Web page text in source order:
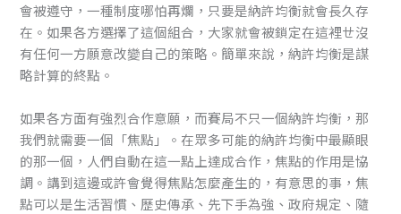
會被遵守，一種制度哪怕再爛，只要是納許均衡就會長久存
在。如果各方選擇了這個組合，大家就會被鎖定在這裡ㄝ沒
有任何一方願意改變自己的策略。簡單來說，納許均衡是謀
略計算的終點。
如果各方面有強烈合作意願，而賽局不只一個納許均衡，那
我們就需要一個「焦點」。在眾多可能的納許均衡中最顯眼
的那一個，人們自動在這一點上達成合作，焦點的作用是協
調。講到這邊或許會覺得焦點怎麼產生的，有意思的事，焦
點可以是生活習慣、歷史傳承、先下手為強、政府規定、隨